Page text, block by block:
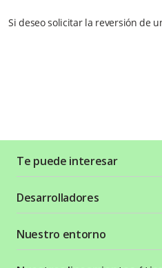
Si deseo solicitar la reversión de
Te puede interesar
Planes y tarifas
Crea tu cuenta
Seguridad
Términos y condiciones
Desarrolladores
Recursos gráficos
Status Page
Nuestro entorno